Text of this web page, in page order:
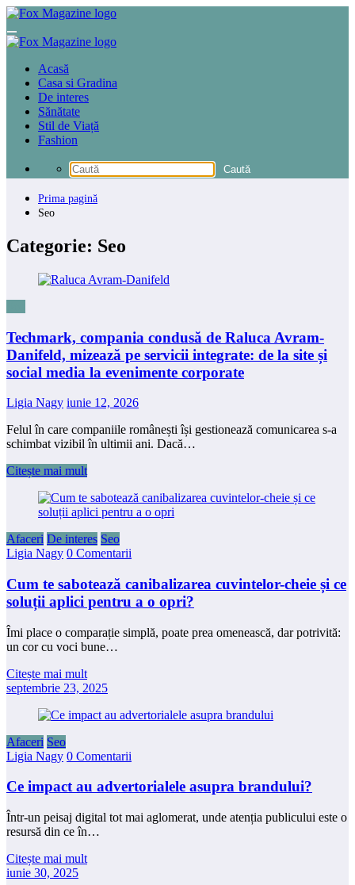
Sari
conținut
Acasă
Casa si Gradina
De interes
Sănătate
Stil de Viață
Fashion
Prima pagină
Seo
Categorie: Seo
Techmark, compania condusă de Raluca Avram-
Danifeld, mizează pe servicii integrate: de la site și
social media la evenimente corporate
Ligia Nagy iunie 12, 2026
Felul în care companiile românești își gestionează comunicarea s-a
schimbat vizibil în ultimii ani. Dacă…
Citește mai mult
Afaceri De interes Seo
Ligia Nagy 0 Comentarii
Cum te sabotează canibalizarea cuvintelor-cheie și ce
soluții aplici pentru a o opri?
Îmi place o comparație simplă, poate prea omenească, dar potrivită:
un cor cu voci bune…
Citește mai mult
septembrie 23, 2025
Afaceri Seo
Ligia Nagy 0 Comentarii
Ce impact au advertorialele asupra brandului?
Într-un peisaj digital tot mai aglomerat, unde atenția publicului este o
resursă din ce în…
Citește mai mult
iunie 30, 2025